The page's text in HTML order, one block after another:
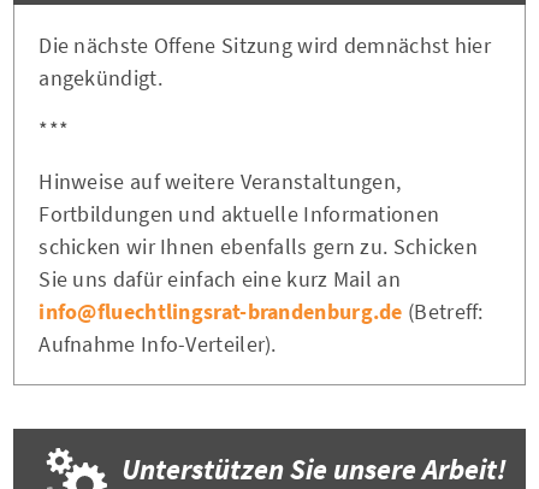
Die nächste Offene Sitzung wird demnächst hier
angekündigt.
***
Hinweise auf weitere Veranstaltungen,
Fortbildungen und aktuelle Informationen
schicken wir Ihnen ebenfalls gern zu. Schicken
Sie uns dafür einfach eine kurz Mail an
info@fluechtlingsrat-brandenburg.de (Betreff:
Aufnahme Info-Verteiler).
Unterstützen Sie unsere Arbeit!